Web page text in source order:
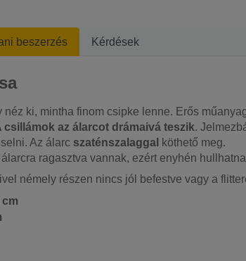
beszerzés Kérdések
néz ki, mintha finom csipke lenne. Erős
csillámok az álarcot drámaivá teszik.
Az álarc szaténszalaggal köthető meg.
ragasztva vannak, ezért enyhén
némely részen nincs jól befestve vagy a
cm